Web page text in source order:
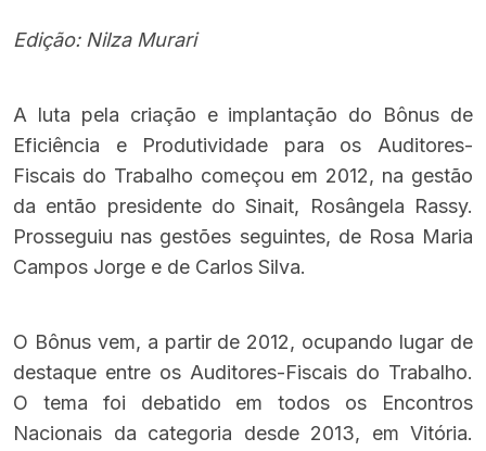
Edição: Nilza Murari
A luta pela criação e implantação do Bônus de
Eficiência e Produtividade para os Auditores-
Fiscais do Trabalho começou em 2012, na gestão
da então presidente do Sinait, Rosângela Rassy.
Prosseguiu nas gestões seguintes, de Rosa Maria
Campos Jorge e de Carlos Silva.
O Bônus vem, a partir de 2012, ocupando lugar de
destaque entre os Auditores-Fiscais do Trabalho.
O tema foi debatido em todos os Encontros
Nacionais da categoria desde 2013, em Vitória.